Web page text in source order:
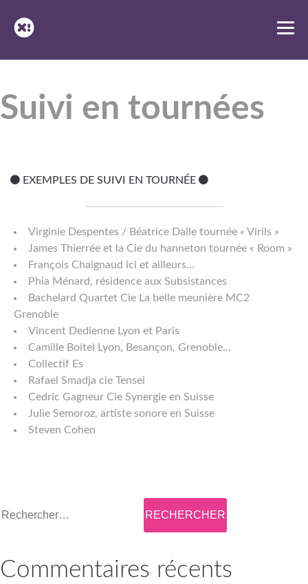
content
Suivi en tournées
EXEMPLES DE SUIVI EN TOURNÉE
Virginie Despentes / Béatrice Dalle tournée « Virils »
James Thierrée et la Cie du hanneton tournée « Room »
François Chaignaud ici et ailleurs…
Phia Ménard, résidence aux Subsistances
Bachelard Quartet Cie La belle meunière MC2
Grenoble
Vincent Dedienne Lyon et Paris
Camille Boitel Lyon, Besançon, Grenoble…
Collectif Es
Rafael Smadja cie Tensei
Cedric Gagneur Cie Synergie en Suisse
Julie Semoroz, artiste sonore en Suisse
Steven Cohen
Commentaires récents